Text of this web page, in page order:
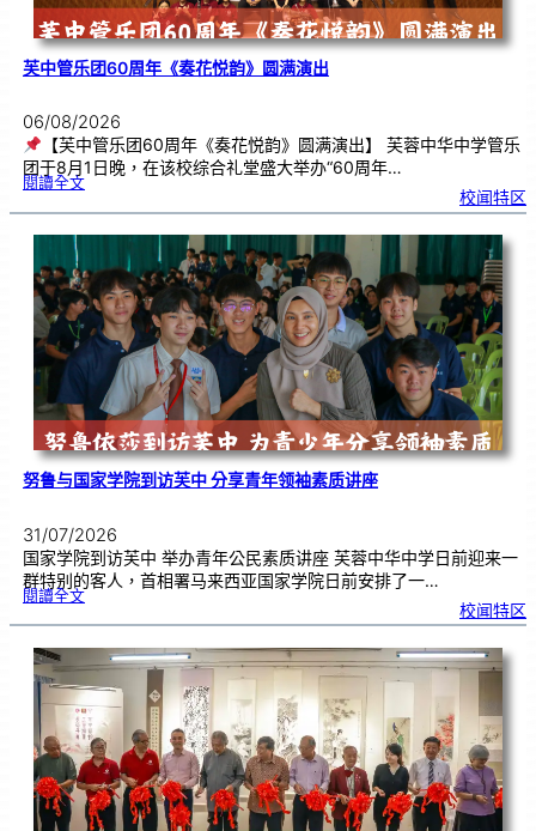
芙中管乐团60周年《奏花悦韵》圆满演出
06/08/2026
【芙中管乐团60周年《奏花悦韵》圆满演出】 芙蓉中华中学管乐
团于8月1日晚，在该校综合礼堂盛大举办“60周年…
閱讀全文:芙
乐
6
0
《
奏
花
悦
韵
》
圆
满
演
出
校闻特区
努鲁与国家学院到访芙中 分享青年领袖素质讲座
31/07/2026
国家学院到访芙中 举办青年公民素质讲座 芙蓉中华中学日前迎来一
群特别的客人，首相署马来西亚国家学院日前安排了一…
閱讀全文:努
国
学
院
到
访
中
分
享
青
年
领
袖
素
质
讲
座
校闻特区